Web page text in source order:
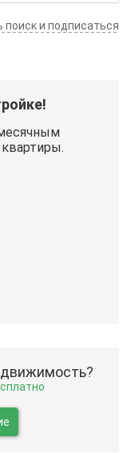
поиск и подписаться